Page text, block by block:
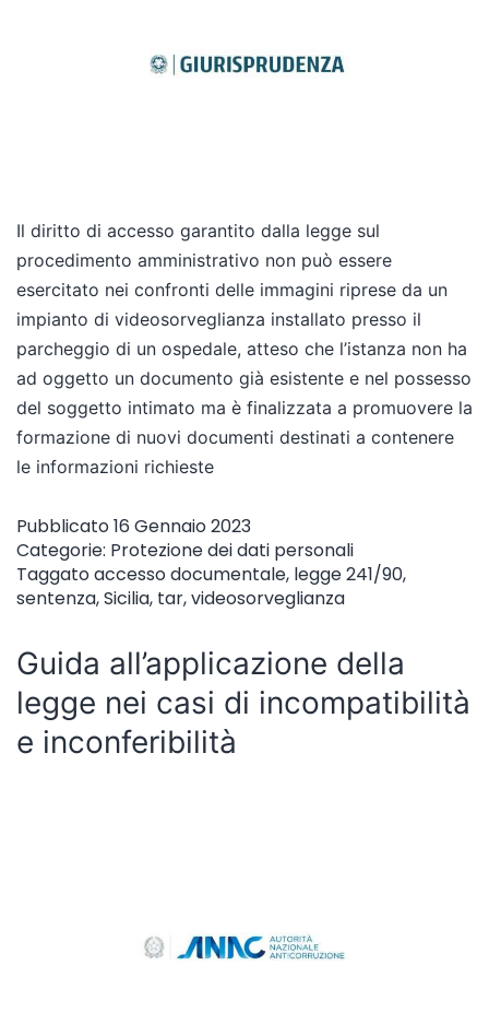
Il diritto di accesso garantito dalla legge sul
procedimento amministrativo non può essere
esercitato nei confronti delle immagini riprese da un
impianto di videosorveglianza installato presso il
parcheggio di un ospedale, atteso che l’istanza non ha
ad oggetto un documento già esistente e nel possesso
del soggetto intimato ma è finalizzata a promuovere la
formazione di nuovi documenti destinati a contenere
le informazioni richieste
Pubblicato16 Gennaio 2023
Categorie: Protezione dei dati personali
Taggatoaccesso documentale, legge 241/90,
sentenza,Sicilia, tar,videosorveglianza
Guida all’applicazione della
legge nei casi di incompatibilità
e inconferibilità